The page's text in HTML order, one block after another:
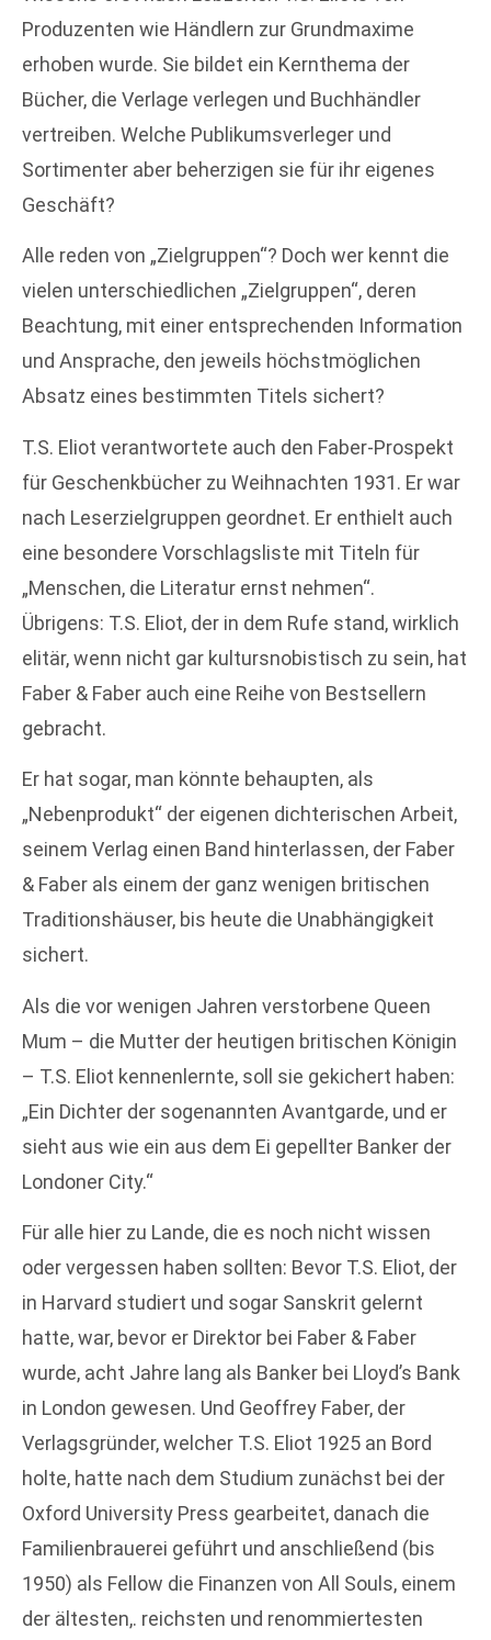
Produzenten wie Händlern zur Grundmaxime
erhoben wurde. Sie bildet ein Kernthema der
Bücher, die Verlage verlegen und Buchhändler
vertreiben. Welche Publikumsverleger und
Sortimenter aber beherzigen sie für ihr eigenes
Geschäft?
Alle reden von „Zielgruppen“? Doch wer kennt die
vielen unterschiedlichen „Zielgruppen“, deren
Beachtung, mit einer entsprechenden Information
und Ansprache, den jeweils höchstmöglichen
Absatz eines bestimmten Titels sichert?
T.S. Eliot verantwortete auch den Faber-Prospekt
für Geschenkbücher zu Weihnachten 1931. Er war
nach Leserzielgruppen geordnet. Er enthielt auch
eine besondere Vorschlagsliste mit Titeln für
„Menschen, die Literatur ernst nehmen“.
Übrigens: T.S. Eliot, der in dem Rufe stand, wirklich
elitär, wenn nicht gar kultursnobistisch zu sein, hat
Faber & Faber auch eine Reihe von Bestsellern
gebracht.
Er hat sogar, man könnte behaupten, als
„Nebenprodukt“ der eigenen dichterischen Arbeit,
seinem Verlag einen Band hinterlassen, der Faber
& Faber als einem der ganz wenigen britischen
Traditionshäuser, bis heute die Unabhängigkeit
sichert.
Als die vor wenigen Jahren verstorbene Queen
Mum – die Mutter der heutigen britischen Königin
– T.S. Eliot kennenlernte, soll sie gekichert haben:
„Ein Dichter der sogenannten Avantgarde, und er
sieht aus wie ein aus dem Ei gepellter Banker der
Londoner City.“
Für alle hier zu Lande, die es noch nicht wissen
oder vergessen haben sollten: Bevor T.S. Eliot, der
in Harvard studiert und sogar Sanskrit gelernt
hatte, war, bevor er Direktor bei Faber & Faber
wurde, acht Jahre lang als Banker bei Lloyd’s Bank
in London gewesen. Und Geoffrey Faber, der
Verlagsgründer, welcher T.S. Eliot 1925 an Bord
holte, hatte nach dem Studium zunächst bei der
Oxford University Press gearbeitet, danach die
Familienbrauerei geführt und anschließend (bis
1950) als Fellow die Finanzen von All Souls, einem
der ältesten,. reichsten und renommiertesten